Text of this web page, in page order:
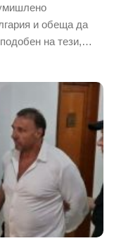
и обеща да
на тези,…